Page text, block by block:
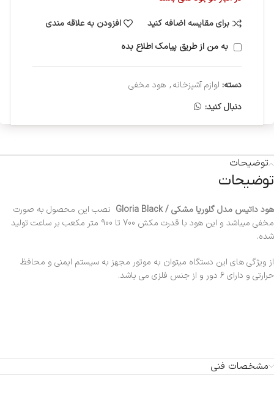
برای مقایسه اضافه کنید
افزودن به علاقه مندی
به من از طریق پیامک اطلاع بده
دسته: لوازم آشپزخانه, هود مخفی
دنبال کنید:
توضیحات
توضیحات
هود داتیس مدل گلوریا مشکی / Gloria Black
نصب این محصول به صورت
مخفی میباشد و این هود با قدرت مکش 700 تا 900 متر مکعب بر ساعت تولید
شده.
از ویژگی های این دستگاه میتوان به موتور مجهز به سیستم ایمنی و محافظ
حرارتی و دارای 6 دور و از جنس فلزی می باشد.
مشخصات فنی